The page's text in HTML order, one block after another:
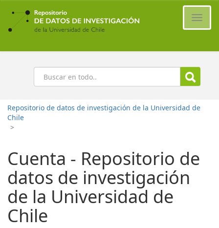
Ir
contenido
principal
Buscar
Repositorio de datos de investigación de la Universidad de
Chile
>
Cuenta - Repositorio de
datos de investigación
de la Universidad de
Chile